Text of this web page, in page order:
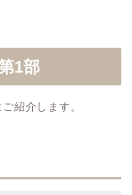
1部
紹介します。